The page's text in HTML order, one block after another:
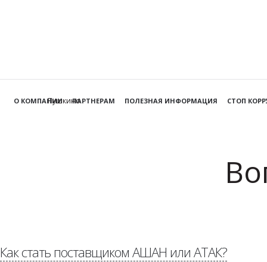
Пушкино
О КОМПАНИИ ПАРТНЕРАМ ПОЛЕЗНАЯ ИНФОРМАЦИЯ СТОП
Как стать поставщиком АШАН или АТАК?